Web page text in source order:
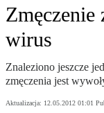
wirus
Znaleziono jeszcze
zmęczenia jest
Aktualizacja: 12.05.2012 01:01